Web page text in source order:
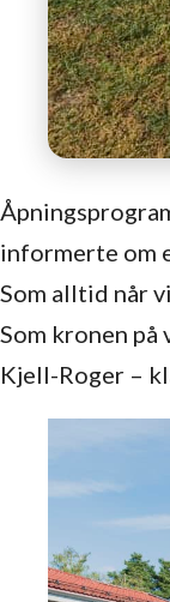
informerte om
Som alltid når
Som kronen
Kjell-Roger –